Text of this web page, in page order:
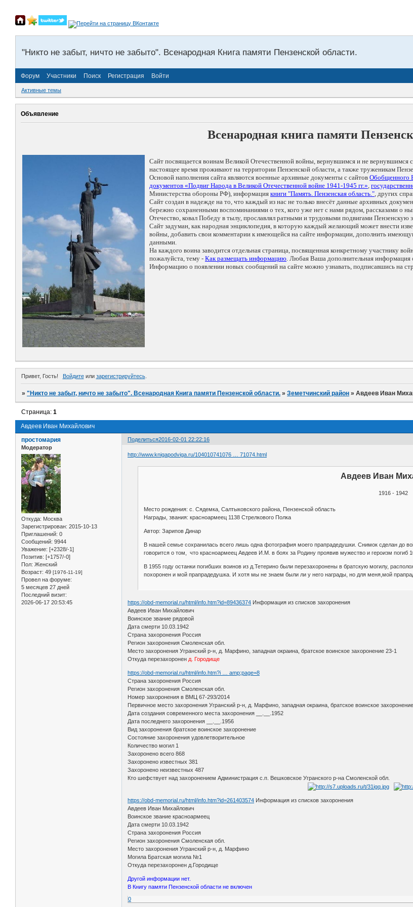
"Никто не забыт, ничто не забыто". Всенародная Книга памяти Пензенской области.
Форум Участники Поиск Регистрация Войти
Активные темы
Объявление
Всенародная книга памяти
Сайт посвящается воинам Великой Отечественной войны, вернувшимся и не
настоящее время проживают на территории Пензенской области, а также труженикам
Основой наполнения сайта являются военные архивные документы с сайтов Обобщенного
документов «Подвиг Народа в Великой Отечественной войне 1941-1945 гг.»,
Министерства обороны РФ), информация книги "Память. Пензенская область.", других
Сайт создан в надежде на то, что каждый из нас не только внесёт данные архивных
бережно сохраненными воспоминаниями о тех, кого уже нет с нами рядом, рассказами о
Отечество, ковал Победу в тылу, прославлял ратными и трудовыми подвигами Пензенскую
Сайт задуман, как народная энциклопедия, в которую каждый желающий может внести
войны, добавить свои комментарии к имеющейся на сайте информации, дополнить
данными.
На каждого воина заводится отдельная страница, посвященная конкретному участнику
пожалуйста, тему - Как размещать информацию. Любая Ваша дополнительная информация
Информацию о появлении новых сообщений на сайте можно узнавать, подписавшись на
Привет, Гость! Войдитеили зарегистрируйтесь.
»"Никто не забыт, ничто не забыто". Всенародная Книга памяти Пензенской области. »Земетчинский район »Авдеев Иван
Авдеев Иван Михайлович
Страница:1
Поделиться2016-02-01 22:22:16
простомария
Модератор
Откуда: Москва
Зарегистрирован: 2015-10-13
Приглашений: 0
Сообщений: 9944
Уважение: [+2328/-1]
Позитив: [+1757/-0]
Пол: Женский
Возраст: 49 [1976-11-19]
Провел на форуме:
5 месяцев 27 дней
Последний визит:
2026-06-17 20:53:45
http://www.knigapodviga.ru/104010741076 … 71074.html
Авдеев Иван
1916 - 1942
Место рождения: с. Сядемка, Салтыковского района, Пензенской область
Награды, звания: красноармеец 1138 Стрелкового Полка
Автор: Зарипов Динар
В нашей семье сохранилась всего лишь одна фотография моего прапрадедушки. Снимок сделан
говорится о том, что красноармеец Авдеев И.М. в боях за Родину проявив мужество и героизм погиб
В 1955 году останки погибших воинов из д.Тетерино были перезахоронены в братскую могилу,
похоронен и мой прапрадедушка. И хотя мы не знаем были ли у него награды, но для меня,мой
https://obd-memorial.ru/html/info.htm?id=89436374 Информация из списков захоронения
Авдеев Иван Михайлович
Воинское звание рядовой
Дата смерти 10.03.1942
Страна захоронения Россия
Регион захоронения Смоленская обл.
Место захоронения Угранский р-н, д. Марфино, западная окраина, братское воинское захоронение 23-1
Откуда перезахоронен д. Городище
https://obd-memorial.ru/html/info.htm?i … amp;page=8
Страна захоронения Россия
Регион захоронения Смоленская обл.
Номер захоронения в ВМЦ 67-293/2014
Первичное место захоронения Угранский р-н, д. Марфино, западная окраина, братское воинское
Дата создания современного места захоронения __.__.1952
Дата последнего захоронения __.__.1956
Вид захоронения братское воинское захоронение
Состояние захоронения удовлетворительное
Количество могил 1
Захоронено всего 868
Захоронено известных 381
Захоронено неизвестных 487
Кто шефствует над захоронением Администрация с.п. Вешковское Угранского р-на Смоленской обл.
https://obd-memorial.ru/html/info.htm?id=261403574 Информация из списков захоронения
Авдеев Иван Михайлович
Воинское звание красноармеец
Дата смерти 10.03.1942
Страна захоронения Россия
Регион захоронения Смоленская обл.
Место захоронения Угранский р-н, д. Марфино
Могила Братская могила №1
Откуда перезахоронен д.Городище
Другой информации нет.
В Книгу памяти Пензенской области не включен
0